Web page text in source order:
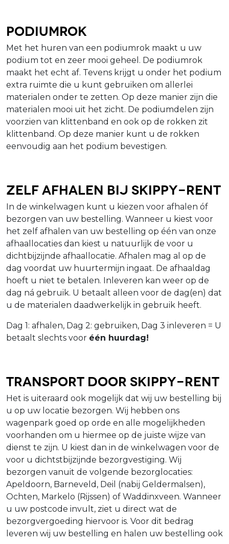
Podiumrok
Met het huren van een podiumrok maakt u uw
podium tot en zeer mooi geheel. De podiumrok
maakt het echt af. Tevens krijgt u onder het podium
extra ruimte die u kunt gebruiken om allerlei
materialen onder te zetten. Op deze manier zijn die
materialen mooi uit het zicht. De podiumdelen zijn
voorzien van klittenband en ook op de rokken zit
klittenband. Op deze manier kunt u de rokken
eenvoudig aan het podium bevestigen.
Zelf afhalen bij Skippy-Rent
In de winkelwagen kunt u kiezen voor afhalen óf
bezorgen van uw bestelling. Wanneer u kiest voor
het zelf afhalen van uw bestelling op één van onze
afhaallocaties dan kiest u natuurlijk de voor u
dichtbijzijnde afhaallocatie. Afhalen mag al op de
dag voordat uw huurtermijn ingaat. De afhaaldag
hoeft u niet te betalen. Inleveren kan weer op de
dag ná gebruik. U betaalt alleen voor de dag(en) dat
u de materialen daadwerkelijk in gebruik heeft.
Dag 1: afhalen, Dag 2: gebruiken, Dag 3 inleveren = U
betaalt slechts voor één huurdag!
Transport door Skippy-Rent
Het is uiteraard ook mogelijk dat wij uw bestelling bij
u op uw locatie bezorgen. Wij hebben ons
wagenpark goed op orde en alle mogelijkheden
voorhanden om u hiermee op de juiste wijze van
dienst te zijn. U kiest dan in de winkelwagen voor de
voor u dichtstbijzijnde bezorgvestiging. Wij
bezorgen vanuit de volgende bezorglocaties:
Apeldoorn, Barneveld, Deil (nabij Geldermalsen),
Ochten, Markelo (Rijssen) of Waddinxveen. Wanneer
u uw postcode invult, ziet u direct wat de
bezorgvergoeding hiervoor is. Voor dit bedrag
leveren wij uw bestelling en halen uw bestelling ook